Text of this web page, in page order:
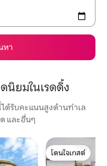
หา
ยมในเรดดิ้ง
ด้รับคะแนนสูงด้านทำเล
และอื่นๆ
โดนใจเกสต์
โดนใจเกสต์